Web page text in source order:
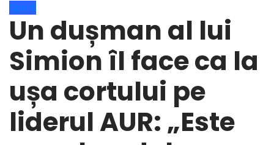
Sport
Un dușman al lui
Simion îl face ca la
ușa cortului pe
liderul AUR: „Este